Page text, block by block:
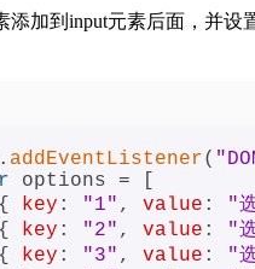
添加到input元素后面，并设
. addEventListener(
options = [
key : "1" , value : "
key : "2" , value : "
key : "3" , value : "